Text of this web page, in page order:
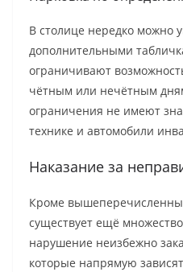
В столице нередко можно
дополнительными
ограничивают
чётным или нечётным
ограничения не имеют
технике и автомобили
Наказание за
Кроме
существует ещё
нарушение неизбежно
которые напрямую